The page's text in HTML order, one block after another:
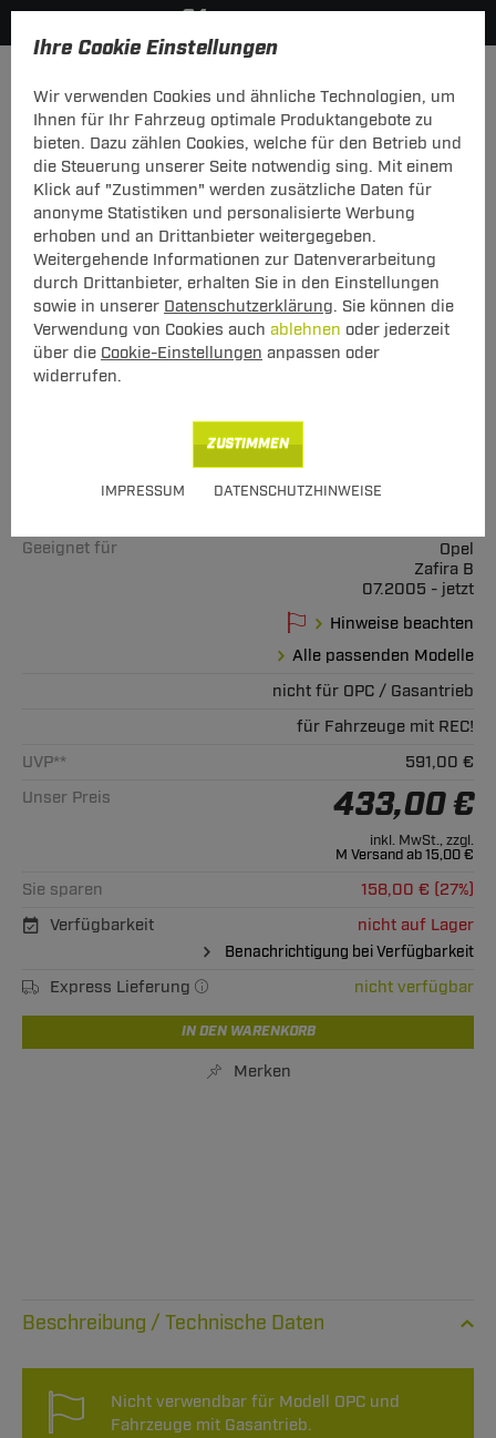
Ihre Cookie Einstellungen
Wir verwenden Cookies und ähnliche Technologien, um
Ihnen für Ihr Fahrzeug optimale Produktangebote zu
bieten. Dazu zählen Cookies, welche für den Betrieb und
die Steuerung unserer Seite notwendig sing. Mit einem
Klick auf "Zustimmen" werden zusätzliche Daten für
anonyme Statistiken und personalisierte Werbung
erhoben und an Drittanbieter weitergegeben.
Weitergehende Informationen zur Datenverarbeitung
durch Drittanbieter, erhalten Sie in den Einstellungen
sowie in unserer Datenschutzerklärung. Sie können die
Verwendung von Cookies auch ablehnen oder jederzeit
über die Cookie-Einstellungen anpassen oder
widerrufen.
IMPRESSUM DATENSCHUTZHINWEISE
ZUSTIMMEN
Hier geht's zur Fahrzeugübersicht: Opel Zafira B
Set: Anhängerkupplung starr Brink +
Elektrosatz 13-pol TowTec Opel Zafira B
07.2005 - jetzt
starres, geschraubtes System mit
fahrzeugspezifischem Elektrosatz
Geeignet für
Opel
Zafira B
07.2005 - jetzt
Hinweise beachten
Alle passenden Modelle
nicht für OPC / Gasantrieb
für Fahrzeuge mit REC!
UVP**
591,00 €
Unser Preis
433,00 €
inkl. MwSt., zzgl.
M Versand ab 15,00 €
Sie sparen
158,00 € (27%)
Verfügbarkeit
nicht auf Lager
Benachrichtigung bei Verfügbarkeit
Express Lieferung nicht verfügbar
IN DEN WARENKORB
Merken
Technische Daten
Nicht verwendbar für Modell OPC und
Fahrzeuge mit Gasantrieb.